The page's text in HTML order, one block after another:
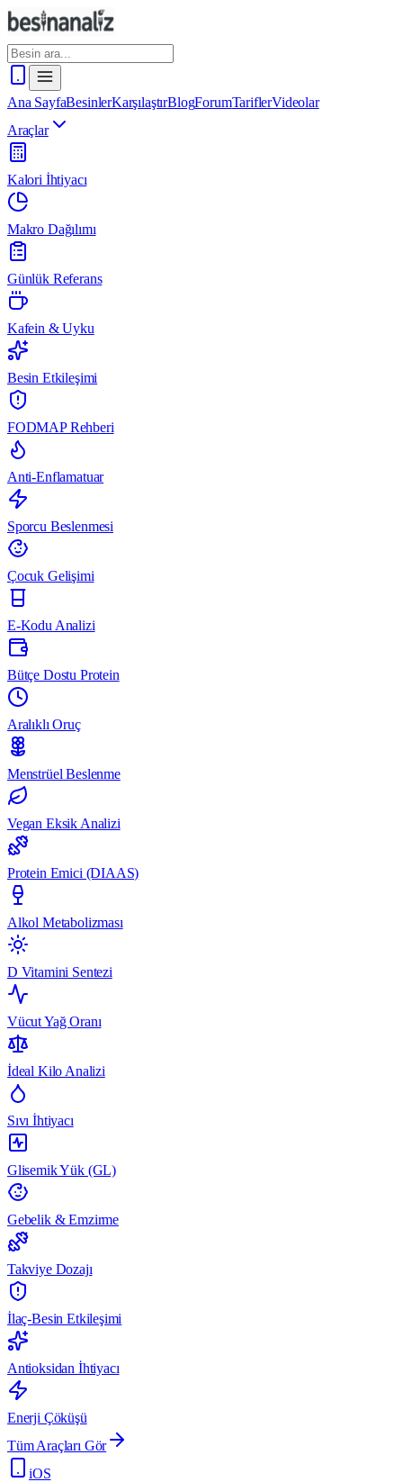
Ana SayfaBesinlerKarşılaştırBlogForumTariflerVideolar
Araçlar
Kalori İhtiyacı
Makro Dağılımı
Günlük Referans
Kafein & Uyku
Besin Etkileşimi
FODMAP Rehberi
Anti-Enflamatuar
Sporcu Beslenmesi
Çocuk Gelişimi
E-Kodu Analizi
Bütçe Dostu Protein
Aralıklı Oruç
Menstrüel Beslenme
Vegan Eksik Analizi
Protein Emici (DIAAS)
Alkol Metabolizması
D Vitamini Sentezi
Vücut Yağ Oranı
İdeal Kilo Analizi
Sıvı İhtiyacı
Glisemik Yük (GL)
Gebelik & Emzirme
Takviye Dozajı
İlaç-Besin Etkileşimi
Antioksidan İhtiyacı
Enerji Çöküşü
Tüm Araçları Gör
iOS